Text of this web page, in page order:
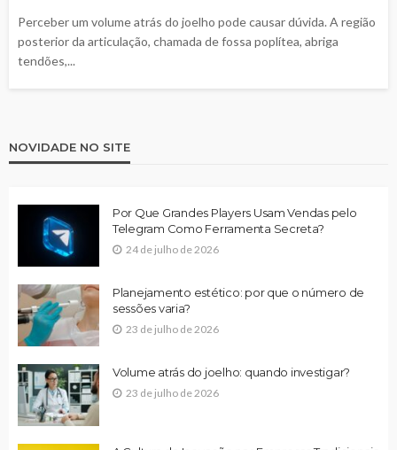
Perceber um volume atrás do joelho pode causar dúvida. A região
posterior da articulação, chamada de fossa poplítea, abriga
tendões,...
NOVIDADE NO SITE
Por Que Grandes Players Usam Vendas pelo
Telegram Como Ferramenta Secreta?
24 de julho de 2026
Planejamento estético: por que o número de
sessões varia?
23 de julho de 2026
Volume atrás do joelho: quando investigar?
23 de julho de 2026